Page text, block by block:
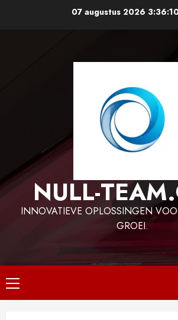
07 augustus 2026
NULL-
INNOVATIEVE OPLOSSINGEN
GROEI.
Primair
menu